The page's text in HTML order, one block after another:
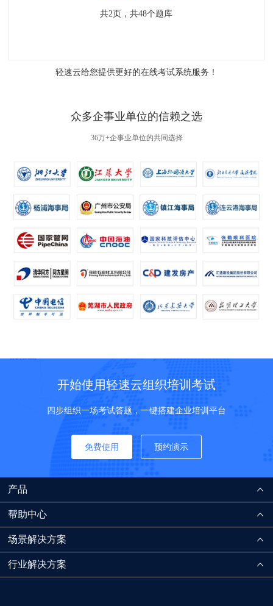
共2页，共48个题库
轻速云给您提供更好的在线考试系统服务！
众多企事业单位的信赖之选
36万+企事业单位的共同选择
开始使用轻速云组织培训考试
四步组织一场考试答题，一键搭建企业培训平台
免费使用 预约演示
产品
帮助中心
场景解决方案
行业解决方案